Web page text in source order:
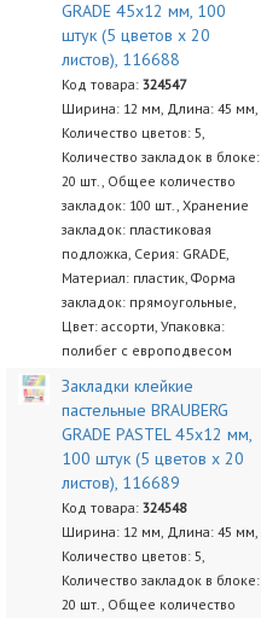
GRADE 45х12 мм, 100
штук (5 цветов х 20
листов), 116688
Код товара: 324547
Ширина: 12 мм, Длина: 45 мм,
Количество цветов: 5,
Количество закладок в блоке:
20 шт., Общее количество
закладок: 100 шт., Хранение
закладок: пластиковая
подложка, Серия: GRADE,
Материал: пластик, Форма
закладок: прямоугольные,
Цвет: ассорти, Упаковка:
полибег с европодвесом
Закладки клейкие
пастельные BRAUBERG
GRADE PASTEL 45х12 мм,
100 штук (5 цветов х 20
листов), 116689
Код товара: 324548
Ширина: 12 мм, Длина: 45 мм,
Количество цветов: 5,
Количество закладок в блоке:
20 шт., Общее количество